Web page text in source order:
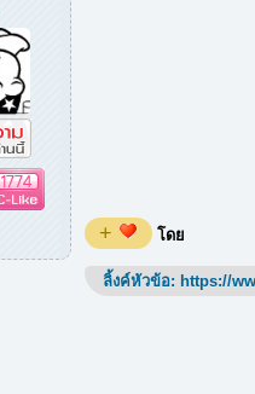
1774
+ โดย
ลิ้งค์หัวข้อ: https://